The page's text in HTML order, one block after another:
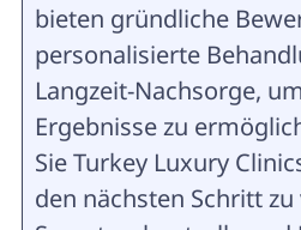
bieten gründliche
personalisierte
Langzeit-Nachsorge,
Ergebnisse zu
Sie Turkey Luxury
den nächsten Schritt